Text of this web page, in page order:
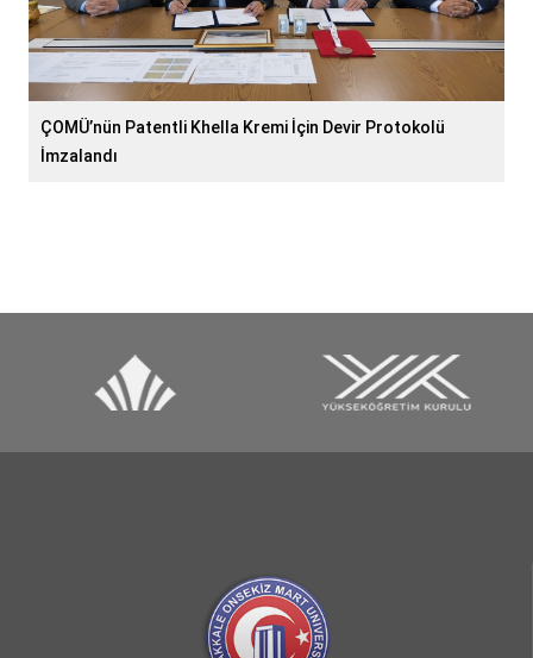
ÇOMÜ’nün Patentli Khella Kremi İçin Devir Protokolü
İmzalandı